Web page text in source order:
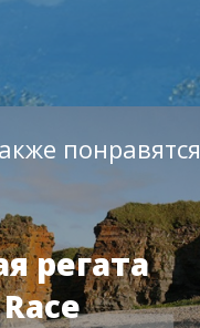
понравятся
регата